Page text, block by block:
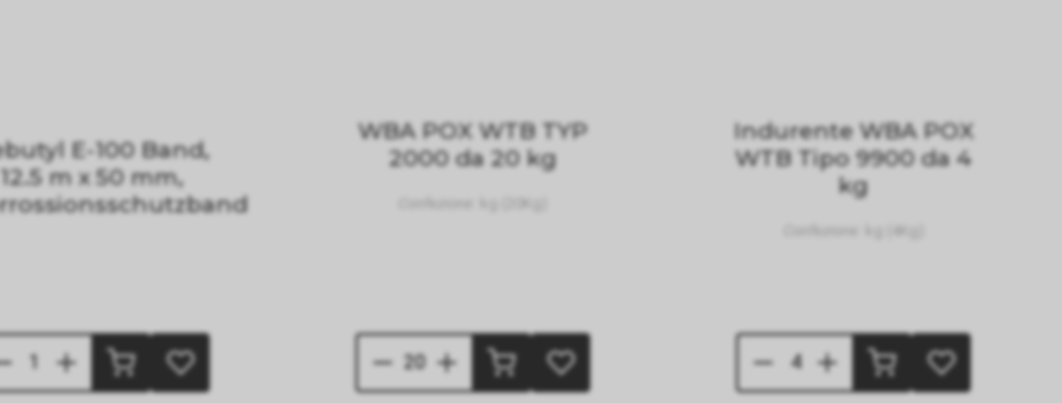
E-100 Band,
12.5 m x 50 mm,
WBA POX WTB TYP
2000 da 20 kg
Indurente WBA POX
WTB Tipo 9900 da 4
kg